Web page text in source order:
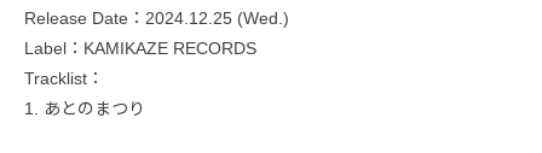
Release Date：2024.12.25 (Wed.)
Label：KAMIKAZE RECORDS
Tracklist：
1. あとのまつり